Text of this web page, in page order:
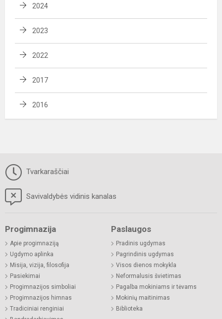
2024
2023
2022
2017
2016
Tvarkaraščiai
Savivaldybės vidinis kanalas
Progimnazija
Apie progimnaziją
Ugdymo aplinka
Misija, vizija, filosofija
Pasiekimai
Progimnazijos simboliai
Progimnazijos himnas
Tradiciniai renginiai
Paslaugos
Pradinis ugdymas
Pagrindinis ugdymas
Visos dienos mokykla
Neformalusis švietimas
Pagalba mokiniams ir tėvams
Mokinių maitinimas
Biblioteka